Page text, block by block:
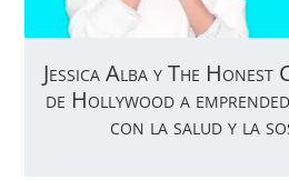
Jessica Alba y The Honest
de Hollywood a
con la salud y la